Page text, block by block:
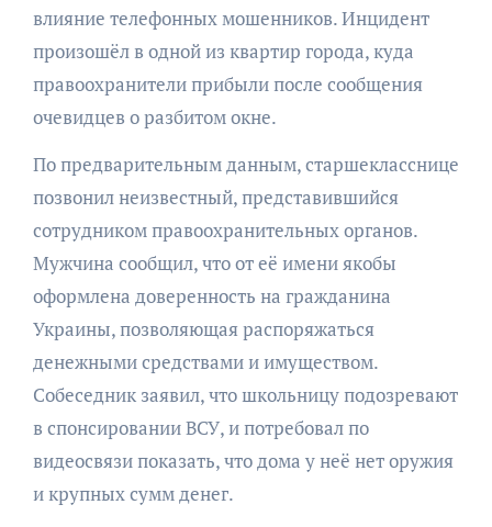
влияние телефонных мошенников. Инцидент
произошёл в одной из квартир города, куда
правоохранители прибыли после сообщения
очевидцев о разбитом окне.
По предварительным данным, старшекласснице
позвонил неизвестный, представившийся
сотрудником правоохранительных органов.
Мужчина сообщил, что от её имени якобы
оформлена доверенность на гражданина
Украины, позволяющая распоряжаться
денежными средствами и имуществом.
Собеседник заявил, что школьницу подозревают
в спонсировании ВСУ, и потребовал по
видеосвязи показать, что дома у неё нет оружия
и крупных сумм денег.